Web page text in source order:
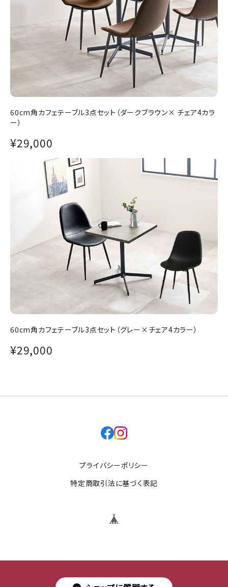
60cm角カフェテーブル3点セット（ダークブラウン× チェア4カラ
ー）
¥29,000
60cm角カフェテーブル3点セット（グレー×チェア4カラー）
¥29,000
プライバシーポリシー
特定商取引法に基づく表記